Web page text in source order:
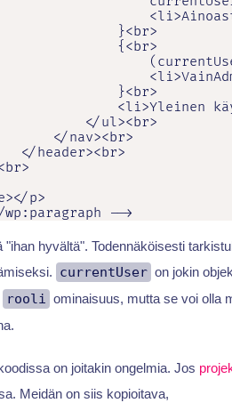
}<br>
{<br>
}<br>
<li>Yleinen
</ul><br>
</nav><br>
</header><br>
p>
-->
"ihan hyvältä". Todennäköisesti
currentUser on jokin
rooli ominaisuus, mutta se voi olla
on joitakin ongelmia. Jos
Meidän on siis kopioitava,